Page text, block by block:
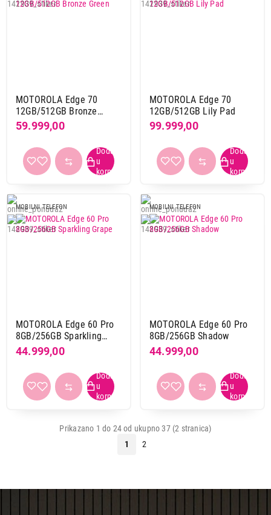
MOTOROLA Edge 70
12GB/512GB Bronze
Green
59.999,00
MOTOROLA Edge 70
12GB/512GB Lily Pad
99.999,00
MOBILNI TELEFON
MOTOROLA Edge 60 Pro
8GB/256GB Sparkling
Grape
44.999,00
MOBILNI TELEFON
MOTOROLA Edge 60 Pro
8GB/256GB Shadow
44.999,00
Prikazano 1 do 24 od ukupno 37 (2 stranica)
1
2